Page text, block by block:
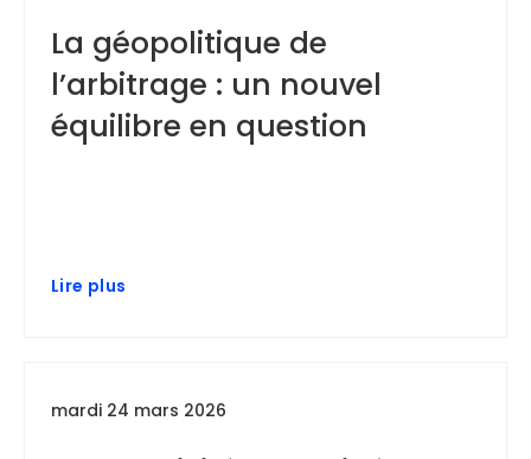
La géopolitique de
l’arbitrage : un nouvel
équilibre en question
Lire plus
mardi 24 mars 2026